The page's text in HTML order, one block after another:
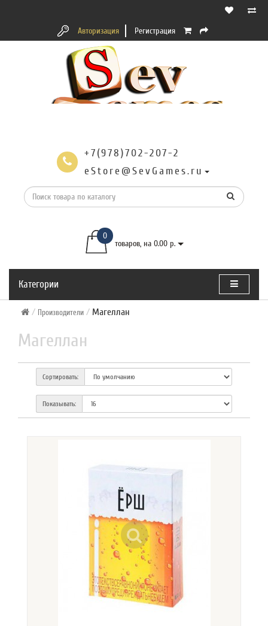
Авторизация Регистрация
+7(978)702-207-2
eStore@SevGames.ru
0
товаров, на 0.00 р.
Категории
Производители Магеллан
Магеллан
Сортировать:
Показывать: